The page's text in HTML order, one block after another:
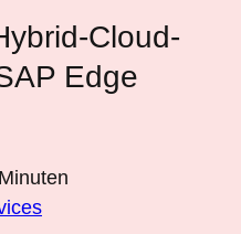
Cloud-
Edge
Minuten